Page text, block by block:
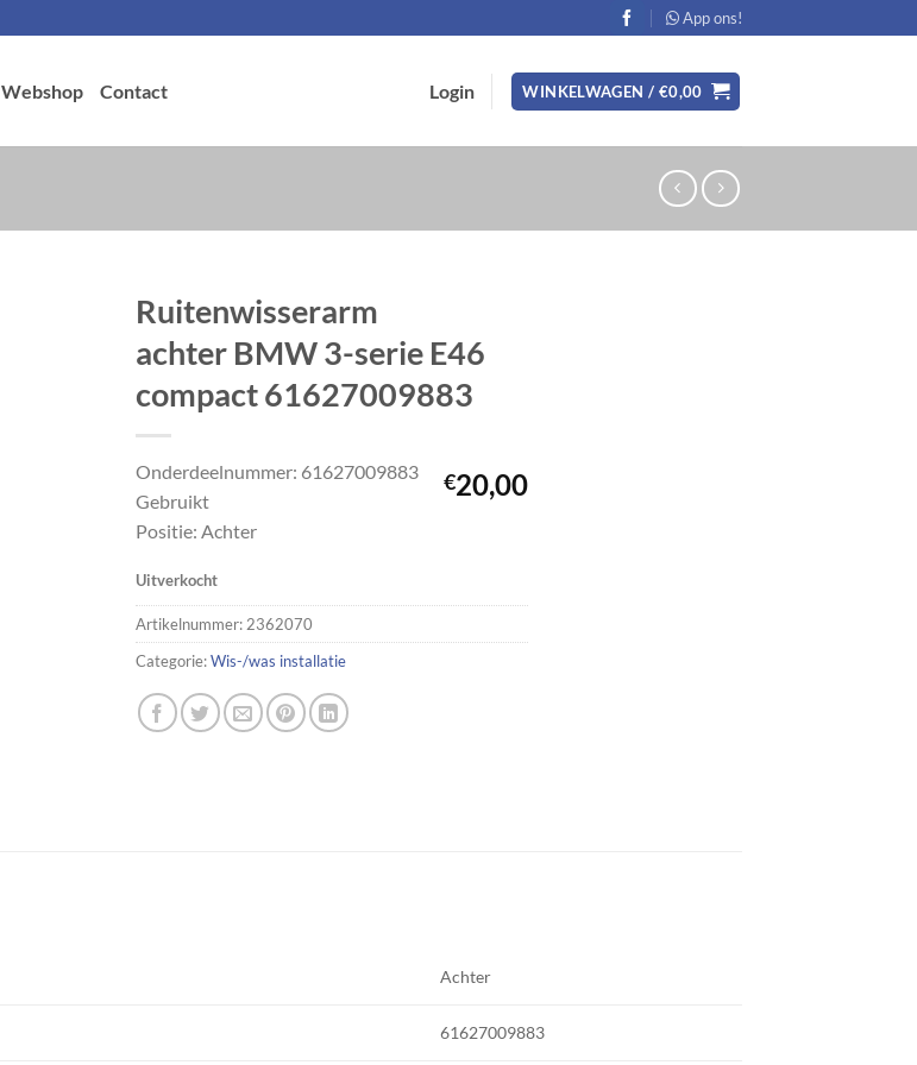
App ons!
Webshop Contact Login WINKELWAGEN / €0,00
Ruitenwisserarm
achter BMW 3-serie E46
compact 61627009883
€20,00
Onderdeelnummer: 61627009883
Gebruikt
Positie: Achter
Uitverkocht
Artikelnummer: 2362070
Categorie:Wis-/was installatie
Achter
61627009883